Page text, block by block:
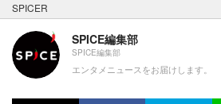
SPICER
SPICE編集部
SPICE編集部
エンタメニュースをお届けします。